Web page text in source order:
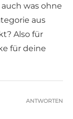
was ohne
aus
Also für
für deine
ANTWORTEN